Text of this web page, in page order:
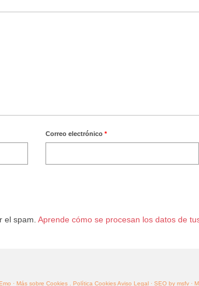
Correo electrónico*
el spam. Aprende cómo se procesan los datos de
· Más sobre Cookies . Política CookiesAviso Legal · SEO by msfv ·